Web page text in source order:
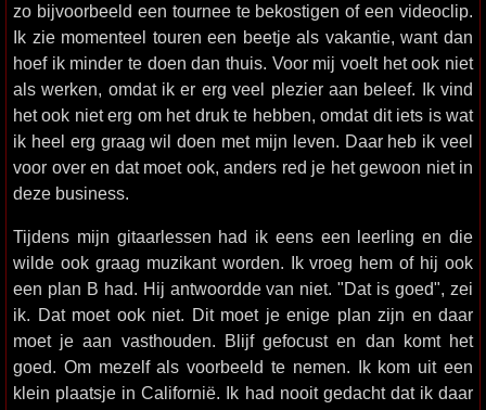
zo bijvoorbeeld een tournee te bekostigen of een videoclip.
Ik zie momenteel touren een beetje als vakantie, want dan
hoef ik minder te doen dan thuis. Voor mij voelt het ook niet
als werken, omdat ik er erg veel plezier aan beleef. Ik vind
het ook niet erg om het druk te hebben, omdat dit iets is wat
ik heel erg graag wil doen met mijn leven. Daar heb ik veel
voor over en dat moet ook, anders red je het gewoon niet in
deze business.
Tijdens mijn gitaarlessen had ik eens een leerling en die
wilde ook graag muzikant worden. Ik vroeg hem of hij ook
een plan B had. Hij antwoordde van niet. "Dat is goed", zei
ik. Dat moet ook niet. Dit moet je enige plan zijn en daar
moet je aan vasthouden. Blijf gefocust en dan komt het
goed. Om mezelf als voorbeeld te nemen. Ik kom uit een
klein plaatsje in Californië. Ik had nooit gedacht dat ik daar